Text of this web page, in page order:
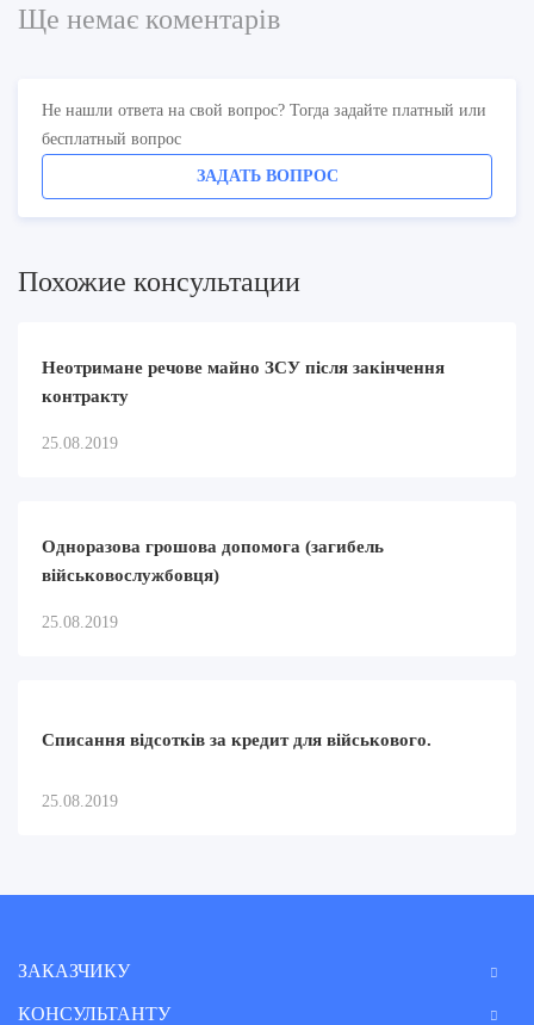
Ще немає коментарів
Не нашли ответа на свой вопрос? Тогда задайте платный или
бесплатный вопрос
ЗАДАТЬ ВОПРОС
Похожие консультации
Неотримане речове майно ЗСУ після закінчення
контракту
25.08.2019
Одноразова грошова допомога (загибель
військовослужбовця)
25.08.2019
Списання відсотків за кредит для військового.
25.08.2019
ЗАКАЗЧИКУ
КОНСУЛЬТАНТУ